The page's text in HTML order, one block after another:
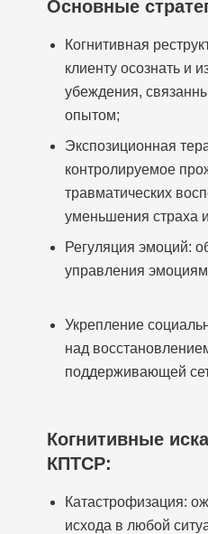
Когнитивная
клиенту осознать и
убеждения,
опытом;
Экспозиционная
контролируемое
травматических
уменьшения страха
Основные
Регуляция эмоций:
управления
Укрепление
над
поддерживающей
Когнитивные
КПТСР:
Катастрофизация:
исхода в любой